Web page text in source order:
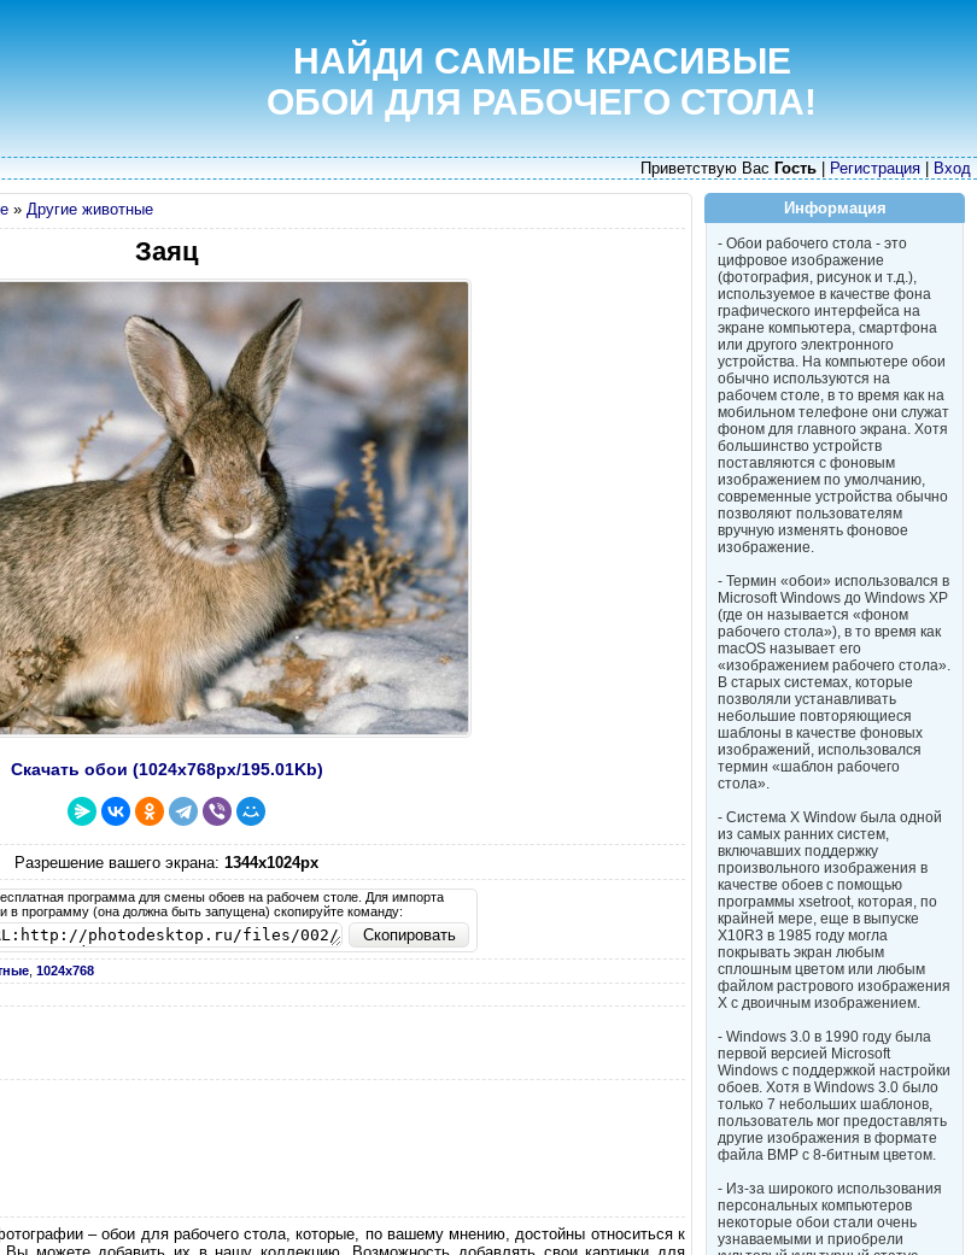
НАЙДИ САМЫЕ КРАСИВЫЕ
ОБОИ ДЛЯ РАБОЧЕГО СТОЛА!
Приветствую Вас Гость Регистрация Вход
» Другие животные
Заяц
Скачать обои (1024х768px/195.01Kb)
Разрешение вашего экрана: 1344x1024px
программа для смены обоев на рабочем столе. Для импорта
в программу (она должна быть запущена) скопируйте команду:
1024х768
– обои для рабочего стола, которые, по вашему мнению, достойны относиться к
Информация
- Обои рабочего стола - это
цифровое изображение
(фотография, рисунок и т.д.),
используемое в качестве фона
графического интерфейса на
экране компьютера, смартфона
или другого электронного
устройства. На компьютере обои
обычно используются на
рабочем столе, в то время как на
мобильном телефоне они служат
фоном для главного экрана. Хотя
большинство устройств
поставляются с фоновым
изображением по умолчанию,
современные устройства обычно
позволяют пользователям
вручную изменять фоновое
изображение.
- Термин «обои» использовался в
Microsoft Windows до Windows XP
(где он называется «фоном
рабочего стола»), в то время как
macOS называет его
«изображением рабочего стола».
В старых системах, которые
позволяли устанавливать
небольшие повторяющиеся
шаблоны в качестве фоновых
изображений, использовался
термин «шаблон рабочего
стола».
- Система X Window была одной
из самых ранних систем,
включавших поддержку
произвольного изображения в
качестве обоев с помощью
программы xsetroot, которая, по
крайней мере, еще в выпуске
X10R3 в 1985 году могла
покрывать экран любым
сплошным цветом или любым
файлом растрового изображения
X с двоичным изображением.
- Windows 3.0 в 1990 году была
первой версией Microsoft
Windows с поддержкой настройки
обоев. Хотя в Windows 3.0 было
только 7 небольших шаблонов,
пользователь мог предоставлять
другие изображения в формате
файла BMP с 8-битным цветом.
- Из-за широкого использования
персональных компьютеров
некоторые обои стали очень
узнаваемыми и приобрели